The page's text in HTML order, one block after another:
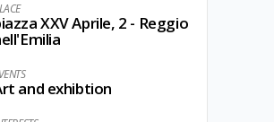
XXV Aprile, 2 - Reggio
and exhibtion